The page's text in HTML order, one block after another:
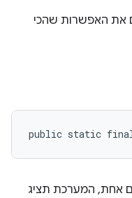
את האפשרות שהכי
public static
אחת, המערכת תציג